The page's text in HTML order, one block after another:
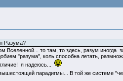
Разума?
Вселенной... то там, то здесь, разум
"разума", коль способна летать,
я надеюсь...
парадигмы... В той же системе